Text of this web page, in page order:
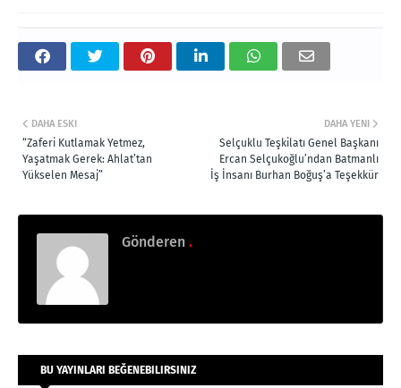
DAHA YENI
Selçuklu Teşkilatı Genel Başkanı
Ercan Selçukoğlu’ndan Batmanlı
İş İnsanı Burhan Boğuş’a Teşekkür
DAHA ESKI
“Zaferi Kutlamak Yetmez,
Yaşatmak Gerek: Ahlat’tan
Yükselen Mesaj”
Gönderen .
BU YAYINLARI BEĞENEBILIRSINIZ